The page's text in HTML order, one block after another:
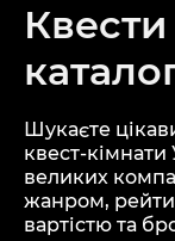
Шукаєте
квест-кімнати
великих
жанром,
вартістю та